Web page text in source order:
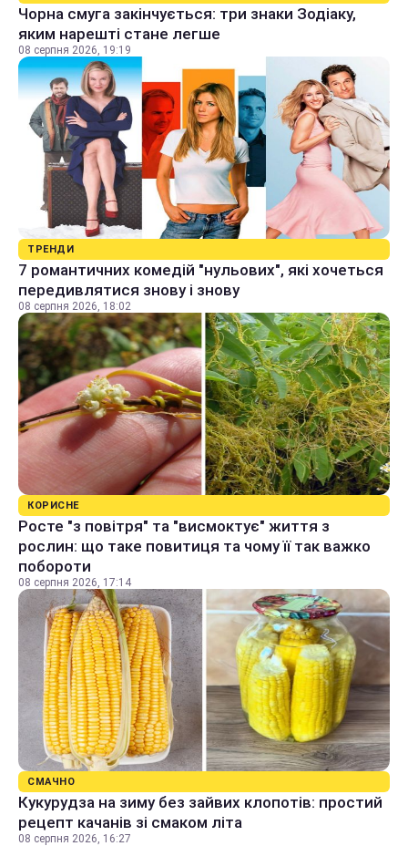
Чорна смуга закінчується: три знаки Зодіаку,
яким нарешті стане легше
08 серпня 2026, 19:19
ТРЕНДИ
7 романтичних комедій "нульових", які хочеться
передивлятися знову і знову
08 серпня 2026, 18:02
КОРИСНЕ
Росте "з повітря" та "висмоктує" життя з
рослин: що таке повитиця та чому її так важко
побороти
08 серпня 2026, 17:14
СМАЧНО
Кукурудза на зиму без зайвих клопотів: простий
рецепт качанів зі смаком літа
08 серпня 2026, 16:27